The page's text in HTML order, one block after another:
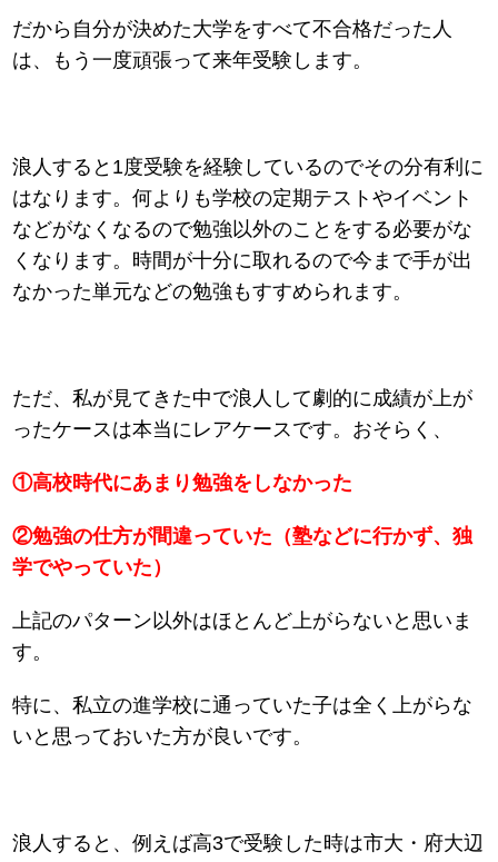
だから自分が決めた大学をすべて不合格だった人
は、もう一度頑張って来年受験します。
浪人すると1度受験を経験しているのでその分有利に
はなります。何よりも学校の定期テストやイベント
などがなくなるので勉強以外のことをする必要がな
くなります。時間が十分に取れるので今まで手が出
なかった単元などの勉強もすすめられます。
ただ、私が見てきた中で浪人して劇的に成績が上が
ったケースは本当にレアケースです。おそらく、
①高校時代にあまり勉強をしなかった
②勉強の仕方が間違っていた（塾などに行かず、独
学でやっていた）
上記のパターン以外はほとんど上がらないと思いま
す。
特に、私立の進学校に通っていた子は全く上がらな
いと思っておいた方が良いです。
浪人すると、例えば高3で受験した時は市大・府大辺